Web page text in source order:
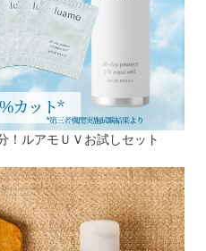
！ルアモＵＶお試しセット